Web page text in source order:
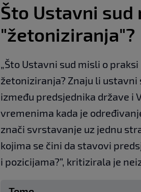
Što Ustavni
"žetoniziranja"?
„Što Ustavni sud misli o
žetoniziranja? Znaju li
između predsjednika države i
vremenima kada je
znači svrstavanje uz jednu
kojima se čini da stavovi
i pozicijama?”, kritizirala je